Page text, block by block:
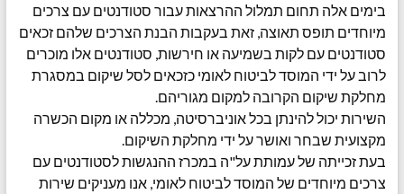
בימים אלה תחום תמלול ההרצאות עבור סטודנטים עם צרכים
מיוחדים תופס תאוצה, זאת בעקבות הבנת הצרכים שלהם זכאים
סטודנטים עם לקות בשמיעה או חירשות, סטודנטים אלו מוכרים
לרוב על ידי המוסד לביטוח לאומי כזכאים לסל שיקום במסגרת
מחלקת שיקום הקרובה למקום מגוריהם.
השירות יכול להינתן בכל אוניברסיטה, מכללה או מקום הכשרה
מקצועית שבחר ואושר על ידי מחלקת השיקום.
בעת זכייתה של עמותת על"ה במכרז ההנגשות לסטודנטים עם
צרכים מיוחדים של המוסד לביטוח לאומי, אנו מעניקים שירות